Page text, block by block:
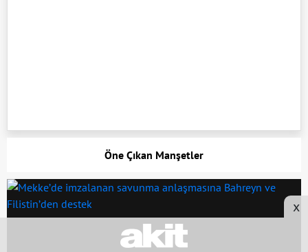
Öne Çıkan Manşetler
x